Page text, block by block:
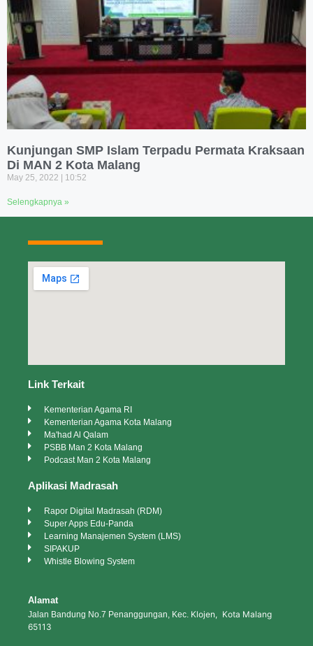
Kunjungan SMP Islam Terpadu Permata Kraksaan
Di MAN 2 Kota Malang
May 25, 2022 10:52
Selengkapnya »
Link Terkait
Kementerian Agama RI
Kementerian Agama Kota Malang
Ma'had Al Qalam
PSBB Man 2 Kota Malang
Podcast Man 2 Kota Malang
Aplikasi Madrasah
Rapor Digital Madrasah (RDM)
Super Apps Edu-Panda
Learning Manajemen System (LMS)
SIPAKUP
Whistle Blowing System
Alamat
Jalan Bandung No.7 Penanggungan, Kec. Klojen, Kota Malang
65113